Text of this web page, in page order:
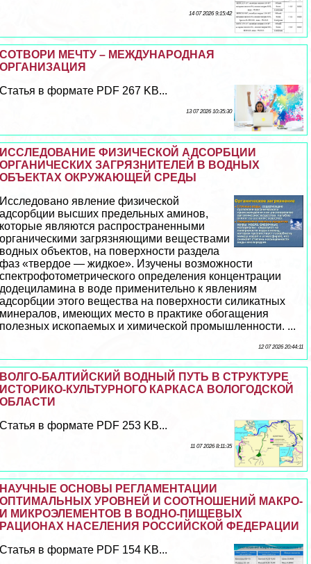
14 07 2026 9:15:42
СОТВОРИ МЕЧТУ – МЕЖДУНАРОДНАЯ
ОРГАНИЗАЦИЯ
Статья в формате PDF 267 KB...
13 07 2026 10:35:30
ИССЛЕДОВАНИЕ ФИЗИЧЕСКОЙ АДСОРБЦИИ
ОРГАНИЧЕСКИХ ЗАГРЯЗНИТЕЛЕЙ В ВОДНЫХ
ОБЪЕКТАХ ОКРУЖАЮЩЕЙ СРЕДЫ
Исследовано явление физической
адсорбции высших предельных аминов,
которые являются распространенными
органическими загрязняющими веществами
водных объектов, на поверхности раздела
фаз «твердое — жидкое». Изучены возможности
спектрофотометрического определения концентрации
додециламина в воде применительно к явлениям
адсорбции этого вещества на поверхности силикатных
минералов, имеющих место в пpaктике обогащения
полезных ископаемых и химической промышленности. ...
12 07 2026 20:44:11
ВОЛГО-БАЛТИЙСКИЙ ВОДНЫЙ ПУТЬ В СТРУКТУРЕ
ИСТОРИКО-КУЛЬТУРНОГО КАРКАСА ВОЛОГОДСКОЙ
ОБЛАСТИ
Статья в формате PDF 253 KB...
11 07 2026 8:11:35
НАУЧНЫЕ ОСНОВЫ РЕГЛАМЕНТАЦИИ
ОПТИМАЛЬНЫХ УРОВНЕЙ И СООТНОШЕНИЙ МАКРО-
И МИКРОЭЛЕМЕНТОВ В ВОДНО-ПИЩЕВЫХ
РАЦИОНАХ НАСЕЛЕНИЯ РОССИЙСКОЙ ФЕДЕРАЦИИ
Статья в формате PDF 154 KB...